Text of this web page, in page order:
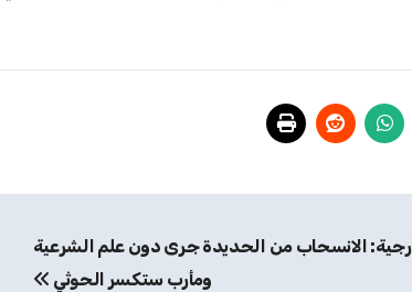
الانسحاب من الحديدة جرى دون علم الشرعية
ومأرب ستكسر الحوثي